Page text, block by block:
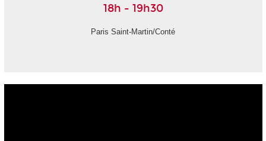
18h - 19h30
Paris Saint-Martin/Conté